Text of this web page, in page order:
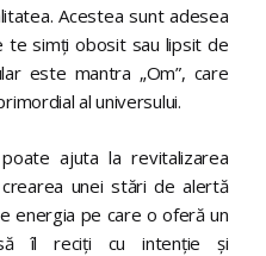
Acestea sunt adesea
te simți obosit sau lipsit de
este mantra „Om”, care
al universului.
ajuta la revitalizarea
unei stări de alertă
energia pe care o oferă un
îl reciți cu intenție și